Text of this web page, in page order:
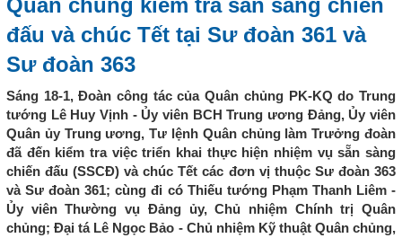
Quân chủng kiểm tra sẵn sàng chiến
đấu và chúc Tết tại Sư đoàn 361 và
Sư đoàn 363
Sáng 18-1, Đoàn công tác của Quân chủng PK-KQ do Trung
tướng Lê Huy Vịnh - Ủy viên BCH Trung ương Đảng, Ủy viên
Quân ủy Trung ương, Tư lệnh Quân chủng làm Trưởng đoàn
đã đến kiểm tra việc triển khai thực hiện nhiệm vụ sẵn sàng
chiến đấu (SSCĐ) và chúc Tết các đơn vị thuộc Sư đoàn 363
và Sư đoàn 361; cùng đi có Thiếu tướng Phạm Thanh Liêm -
Ủy viên Thường vụ Đảng ủy, Chủ nhiệm Chính trị Quân
chủng; Đại tá Lê Ngọc Bảo - Chủ nhiệm Kỹ thuật Quân chủng,